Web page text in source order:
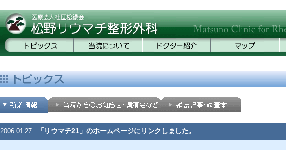
2006.01.27 「リウマチ21」のホームページにリンクしました。